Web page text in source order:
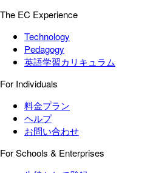
The EC Experience
Technology
Pedagogy
英語学習カリキュラム
For Individuals
料金プラン
ヘルプ
お問い合わせ
For Schools & Enterprises